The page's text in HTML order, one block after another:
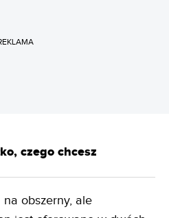
czego chcesz
obszerny, ale